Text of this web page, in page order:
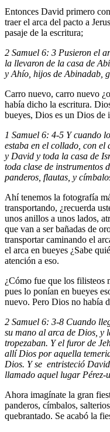
Entonces David primero
traer el arca del pacto a
pasaje de la escritura;
2 Samuel 6: 3 Pusieron el
la llevaron de la casa de
y Ahío, hijos de Abinadab,
Carro nuevo, carro nuevo
había dicho la escritura.
bueyes, Dios es un Dios de
1 Samuel 6: 4-5 Y cuando
estaba en el collado, con
y David y toda la casa de
toda clase de instrumentos
panderos, flautas, y
Ahí tenemos la fotografía
transportando, ¿recuerda
unos anillos a unos lados,
que van a ser bañadas de
transportar caminando el
el arca en bueyes ¿Sabe
atención a eso.
¿Cómo fue que los filisteos
pues lo ponían en bueyes
nuevo. Pero Dios no había
2 Samuel 6: 3-8 Cuando
su mano al arca de Dios, y
tropezaban. Y el furor de
allí Dios por aquella
Dios. Y se entristeció
llamado aquel lugar Pérez-
Ahora imagínate la gran
panderos, címbalos,
quebrantado. Se acabó la